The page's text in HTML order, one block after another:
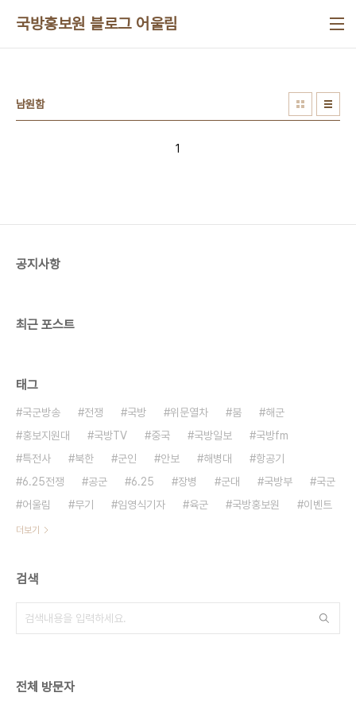
국방홍보원 블로그 어울림
남원함
1
공지사항
최근 포스트
태그
국군방송 전쟁 국방 위문열차 붐
해군
홍보지원대
국방TV 중국 국방일보
국방fm
특전사
북한 군인 안보 해병대
항공기
6.25전쟁
공군 6.25 장병 군대 국방부
국군
어울림
무기 임영식기자 육군 국방홍보원 이벤트
더보기
검색
전체 방문자